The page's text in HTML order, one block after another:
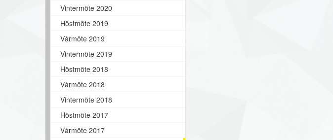
Vintermöte 2020
Höstmöte 2019
Vårmöte 2019
Vintermöte 2019
Höstmöte 2018
Vårmöte 2018
Vintermöte 2018
Höstmöte 2017
Vårmöte 2017